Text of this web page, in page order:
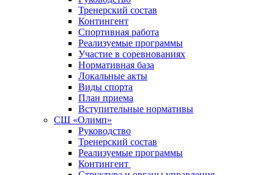
Тренерский состав
Контингент
Спортивная работа
Реализуемые программы
Участие в соревнованиях
Нормативная база
Локальные акты
Виды спорта
План приема
Вступительные нормативы
СШ «Олимп»
Руководство
Тренерский состав
Реализуемые программы
Контингент